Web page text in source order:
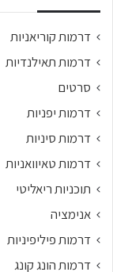
דרמות קוריאניות
דרמות תאילנדיות
סרטים
דרמות יפניות
דרמות סיניות
דרמות טאיוואניות
תוכניות ריאליטי
אנימציה
דרמות פיליפיניות
דרמות הונג קונג